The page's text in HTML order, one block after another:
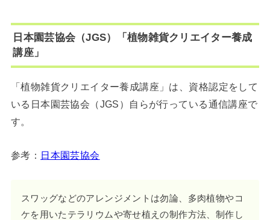
日本園芸協会（JGS）「植物雑貨クリエイター養成
講座」
「植物雑貨クリエイター養成講座」は、資格認定をして
いる日本園芸協会（JGS）自らが行っている通信講座で
す。
参考： 日本園芸協会
スワッグなどのアレンジメントは勿論、多肉植物やコ
ケを用いたテラリウムや寄せ植えの制作方法、制作し